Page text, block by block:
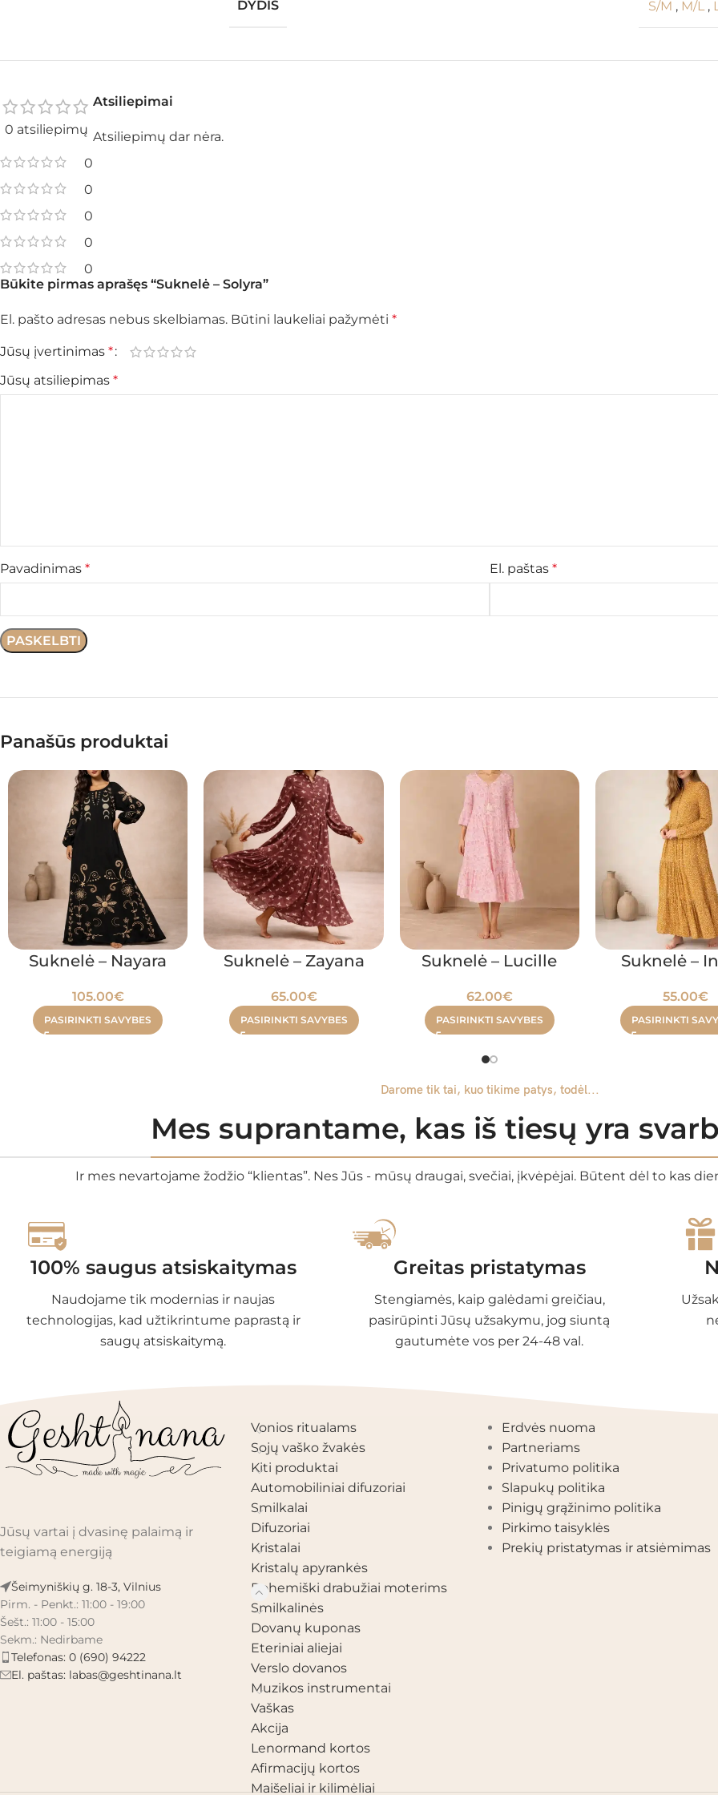
DYDIS S/M , M/L ,
0 atsiliepimų
0
0
0
0
0
Atsiliepimai
Atsiliepimų dar nėra.
Būkite pirmas aprašęs “Suknelė – Solyra”
El. pašto adresas nebus skelbiamas. Būtini laukeliai pažymėti *
Jūsų įvertinimas *
Jūsų atsiliepimas *
Pavadinimas * El. paštas *
Panašūs produktai
Suknelė – Nayara
105.00€
PASIRINKTI SAVYBES
Suknelė – Zayana
65.00€
PASIRINKTI SAVYBES
Suknelė – Lucille
62.00€
PASIRINKTI SAVYBES
Suknelė –
55.00€
PASIRINKTI
Darome tik tai, kuo tikime patys, todėl...
Mes suprantame, kas iš tiesų yra
Ir mes nevartojame žodžio “klientas”. Nes Jūs - mūsų draugai, svečiai, įkvėpėjai. Būtent dėl to kas
100% saugus atsiskaitymas
Naudojame tik modernias ir naujas
technologijas, kad užtikrintume paprastą ir
saugų atsiskaitymą.
Greitas pristatymas
Stengiamės, kaip galėdami greičiau,
pasirūpinti Jūsų užsakymu, jog siuntą
gautumėte vos per 24-48 val.
Jūsų vartai į dvasinę palaimą ir
teigiamą energiją
Šeimyniškių g. 18-3, Vilnius
Pirm. - Penkt.: 11:00 - 19:00
Šešt.: 11:00 - 15:00
Sekm.: Nedirbame
Telefonas: 0 (690) 94222
El. paštas: labas@geshtinana.lt
PRODUKTŲ KATEGORIJOS
Vonios ritualams
Sojų vaško žvakės
Kiti produktai
Automobiliniai difuzoriai
Smilkalai
Difuzoriai
Kristalai
Kristalų apyrankės
Bohemiški drabužiai moterims
Smilkalinės
Dovanų kuponas
Eteriniai aliejai
Verslo dovanos
Muzikos instrumentai
Vaškas
Akcija
Lenormand kortos
Afirmacijų kortos
Maišeliai ir kilimėliai
Erdvės nuoma
Partneriams
Privatumo politika
Slapukų politika
Pinigų grąžinimo politika
Pirkimo taisyklės
Prekių pristatymas ir atsiėmimas